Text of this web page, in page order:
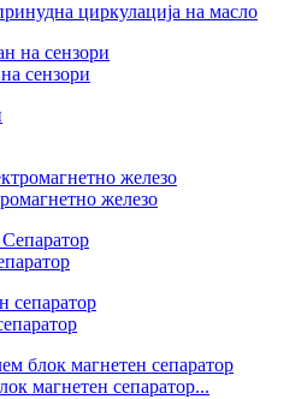
циркулација на масло
сензори
железо
магнетен сепаратор...